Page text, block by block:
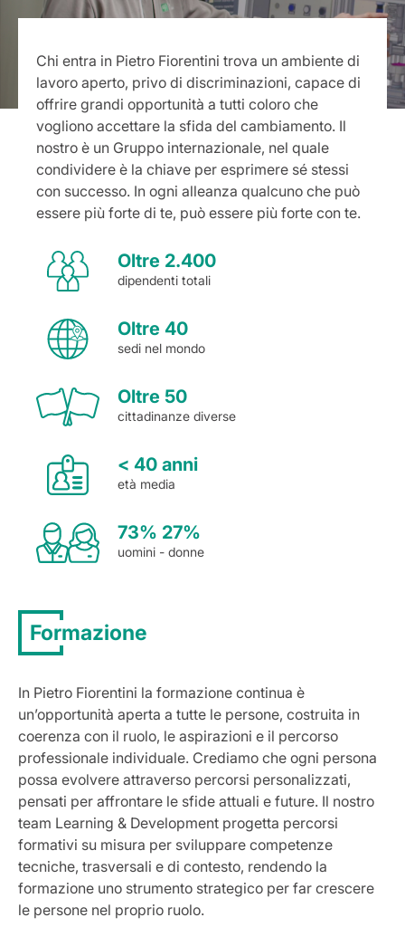
Chi entra in Pietro Fiorentini trova un ambiente di
lavoro aperto, privo di discriminazioni, capace di
offrire grandi opportunità a tutti coloro che
vogliono accettare la sfida del cambiamento. Il
nostro è un Gruppo internazionale, nel quale
condividere è la chiave per esprimere sé stessi
con successo. In ogni alleanza qualcuno che può
essere più forte di te, può essere più forte con te.
Oltre 2.400
dipendenti totali
Oltre 40
sedi nel mondo
Oltre 50
cittadinanze diverse
< 40 anni
età media
73% 27%
uomini - donne
Formazione
In Pietro Fiorentini la formazione continua è
un’opportunità aperta a tutte le persone, costruita in
coerenza con il ruolo, le aspirazioni e il percorso
professionale individuale. Crediamo che ogni persona
possa evolvere attraverso percorsi personalizzati,
pensati per affrontare le sfide attuali e future. Il nostro
team Learning & Development progetta percorsi
formativi su misura per sviluppare competenze
tecniche, trasversali e di contesto, rendendo la
formazione uno strumento strategico per far crescere
le persone nel proprio ruolo.